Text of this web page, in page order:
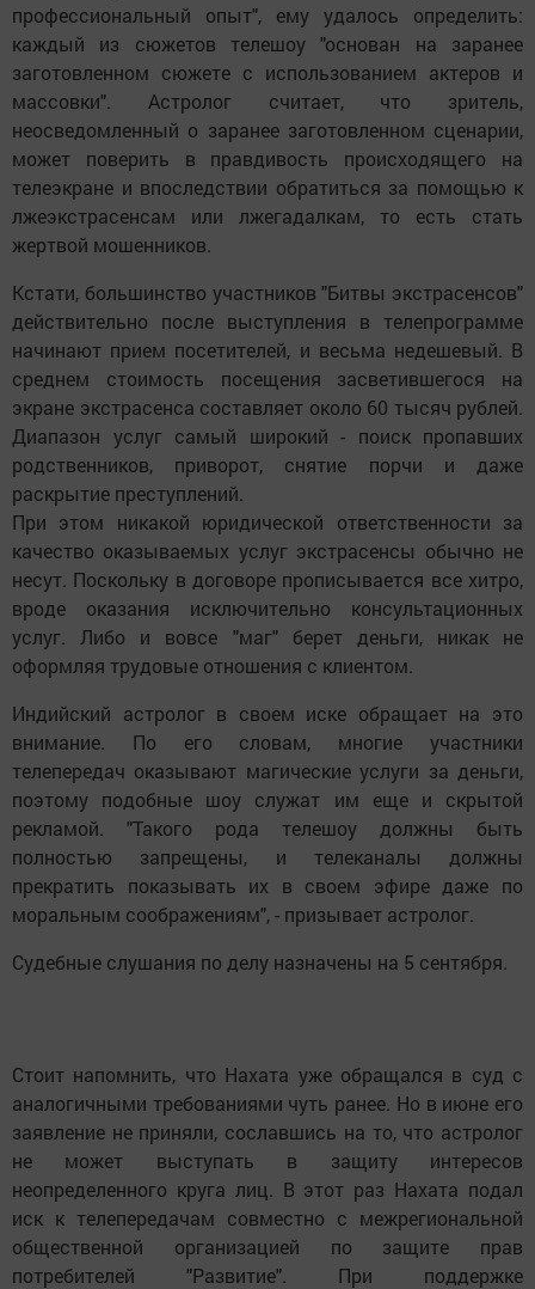
профессиональный опыт", ему удалось определить:
каждый из сюжетов телешоу "основан на заранее
заготовленном сюжете с использованием актеров и
массовки". Астролог считает, что зритель,
неосведомленный о заранее заготовленном сценарии,
может поверить в правдивость происходящего на
телеэкране и впоследствии обратиться за помощью к
лжеэкстрасенсам или лжегадалкам, то есть стать
жертвой мошенников.
Кстати, большинство участников "Битвы экстрасенсов"
действительно после выступления в телепрограмме
начинают прием посетителей, и весьма недешевый. В
среднем стоимость посещения засветившегося на
экране экстрасенса составляет около 60 тысяч рублей.
Диапазон услуг самый широкий - поиск пропавших
родственников, приворот, снятие порчи и даже
раскрытие преступлений.
При этом никакой юридической ответственности за
качество оказываемых услуг экстрасенсы обычно не
несут. Поскольку в договоре прописывается все хитро,
вроде оказания исключительно консультационных
услуг. Либо и вовсе "маг" берет деньги, никак не
оформляя трудовые отношения с клиентом.
Индийский астролог в своем иске обращает на это
внимание. По его словам, многие участники
телепередач оказывают магические услуги за деньги,
поэтому подобные шоу служат им еще и скрытой
рекламой. "Такого рода телешоу должны быть
полностью запрещены, и телеканалы должны
прекратить показывать их в своем эфире даже по
моральным соображениям", - призывает астролог.
Судебные слушания по делу назначены на 5 сентября.
Стоит напомнить, что Нахата уже обращался в суд с
аналогичными требованиями чуть ранее. Но в июне его
заявление не приняли, сославшись на то, что астролог
не может выступать в защиту интересов
неопределенного круга лиц. В этот раз Нахата подал
иск к телепередачам совместно с межрегиональной
общественной организацией по защите прав
потребителей "Развитие". При поддержке